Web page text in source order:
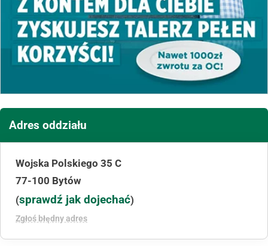
Adres oddziału
Wojska Polskiego 35 C
77-100 Bytów
(sprawdź jak dojechać)
Zgłoś błędny adres